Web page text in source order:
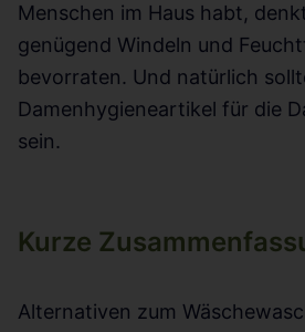
Menschen im Haus habt,
genügend Windeln und
bevorraten. Und natürlich
Damenhygieneartikel für die
sein.
Kurze
Alternativen zum